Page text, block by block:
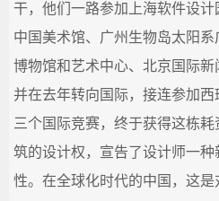
干，他们一路参加上海软件设
中国美术馆、广州生物岛太阳
博物馆和艺术中心、北京国际新
并在去年转向国际，接连参加
三个国际竞赛，终于获得这栋
筑的设计权，宣告了设计师一
性。在全球化时代的中国，这